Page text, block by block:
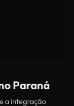
Paraná
a integração